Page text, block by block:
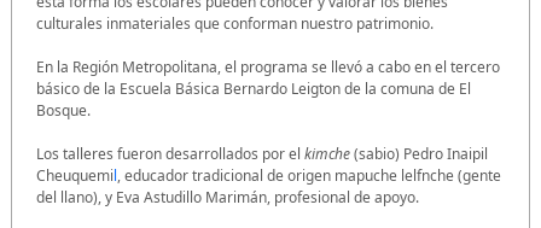
culturales inmateriales que conforman nuestro patrimonio.
En la Región Metropolitana, el programa se llevó a cabo en el tercero
básico de la Escuela Básica Bernardo Leigton de la comuna de El
Bosque.
Los talleres fueron desarrollados por el kimche(sabio) Pedro Inaipil
Cheuquemil, educador tradicional de origen mapuche lelfnche (gente
del llano), y Eva Astudillo Marimán, profesional de apoyo.